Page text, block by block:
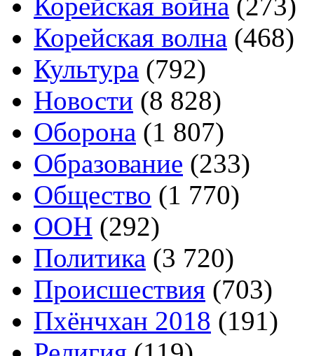
Корейская война (273)
Корейская волна (468)
Культура (792)
Новости (8 828)
Оборона (1 807)
Образование (233)
Общество (1 770)
ООН (292)
Политика (3 720)
Происшествия (703)
Пхёнчхан 2018 (191)